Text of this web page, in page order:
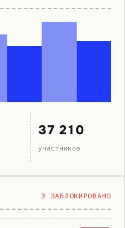
37 210
участников
3 ЗАБЛОКИРОВАНО